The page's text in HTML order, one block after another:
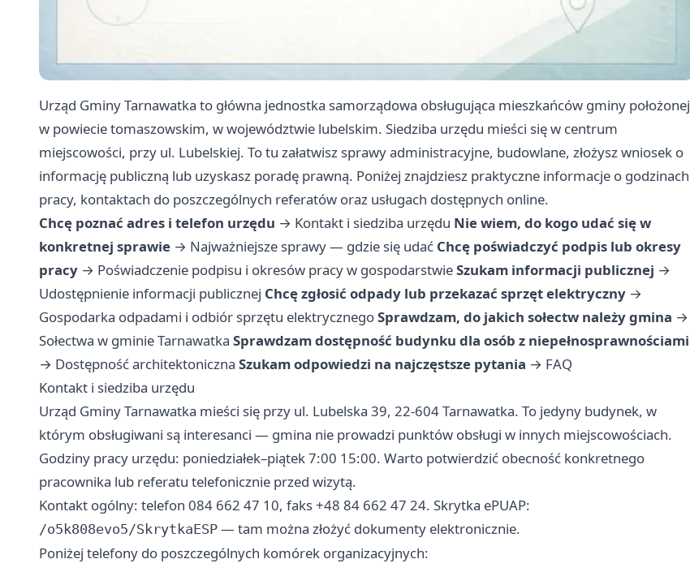
Urząd Gminy Tarnawatka to główna jednostka samorządowa obsługująca mieszkańców gminy położonej
w powiecie tomaszowskim, w województwie lubelskim. Siedziba urzędu mieści się w centrum
miejscowości, przy ul. Lubelskiej. To tu załatwisz sprawy administracyjne, budowlane, złożysz wniosek o
informację publiczną lub uzyskasz poradę prawną. Poniżej znajdziesz praktyczne informacje o godzinach
pracy, kontaktach do poszczególnych referatów oraz usługach dostępnych online.
Chcę poznać adres i telefon urzędu → Kontakt i siedziba urzędu Nie wiem, do kogo udać się w
konkretnej sprawie → Najważniejsze sprawy — gdzie się udać Chcę poświadczyć podpis lub okresy
pracy → Poświadczenie podpisu i okresów pracy w gospodarstwieSzukam informacji publicznej →
Udostępnienie informacji publicznej Chcę zgłosić odpady lub przekazać sprzęt elektryczny →
Gospodarka odpadami i odbiór sprzętu elektrycznegoSprawdzam, do jakich sołectw należy gmina →
Sołectwa w gminie Tarnawatka Sprawdzam dostępność budynku dla osób z niepełnosprawnościami
→ Dostępność architektoniczna Szukam odpowiedzi na najczęstsze pytania → FAQ
Kontakt i siedziba urzędu
Urząd Gminy Tarnawatka mieści się przy ul. Lubelska 39, 22-604 Tarnawatka. To jedyny budynek, w
którym obsługiwani są interesanci — gmina nie prowadzi punktów obsługi w innych miejscowościach.
Godziny pracy urzędu: poniedziałek–piątek 7:00 15:00. Warto potwierdzić obecność konkretnego
pracownika lub referatu telefonicznie przed wizytą.
Kontakt ogólny: telefon 084 662 47 10, faks +48 84 662 47 24. Skrytka ePUAP:
/o5k808evo5/SkrytkaESP — tam można złożyć dokumenty elektronicznie.
Poniżej telefony do poszczególnych komórek organizacyjnych: